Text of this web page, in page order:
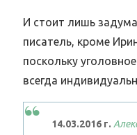
И стоит лишь
писатель, кроме
поскольку
всегда
14.03.2016 г.